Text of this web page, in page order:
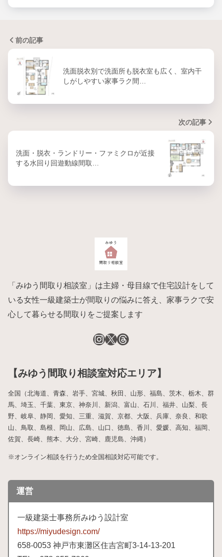
前の記事
洗面脱衣別で洗面所も脱衣室も広く、室内干
しがしやすい家事ラク間…
次の記事
洗面・脱衣・ランドリー・ファミクロが近接
する水回り回遊動線間取…
「みゆう間取り相談室」は主婦・母目線で住宅設計をして
いる女性一級建築士が間取りの悩みに答え、家事ラクで安
心して暮らせる間取りをご提案します
【みゆう間取り相談室対応エリア】
全国（北海道、青森、岩手、宮城、秋田、山形、福島、茨木、栃木、群
馬、埼玉、千葉、東京、神奈川、新潟、富山、石川、福井、山梨、長
野、岐阜、静岡、愛知、三重、滋賀、京都、大阪、兵庫、奈良、和歌
山、鳥取、島根、岡山、広島、山口、徳島、香川、愛媛、高知、福岡、
佐賀、長崎、熊本、大分、宮崎、鹿児島、沖縄）
※オンライン相談を行うため全国相談対応可能です。
運営
一級建築士事務所みゆう設計室
https://miyudesign.com/
658-0053 神戸市東灘区住吉宮町3-14-13-201